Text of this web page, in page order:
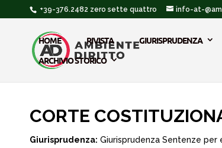
+39-376.2482 zero sette quattro info-at-
HOME RIVISTA GIURISPRUDENZA
ARCHIVIO STORICO
CORTE
Giurisprudenza: Giurisprudenza Sentenze per